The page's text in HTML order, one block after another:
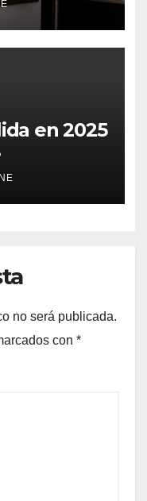
en 2025
palma de
no será publicada.
con *